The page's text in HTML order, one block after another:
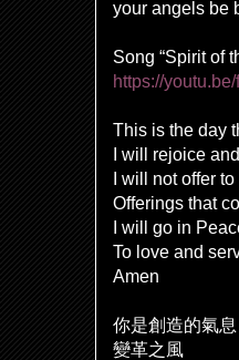
your angels be
Song “Spirit of
https://
This is the day
I will rejoice
I will not offer to
Offerings that
I will go in
To love and
Amen
你是創造的氣息
變革之風